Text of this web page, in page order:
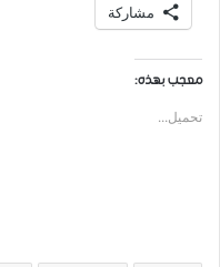
مشاركة
معجب بهذه:
تحميل...